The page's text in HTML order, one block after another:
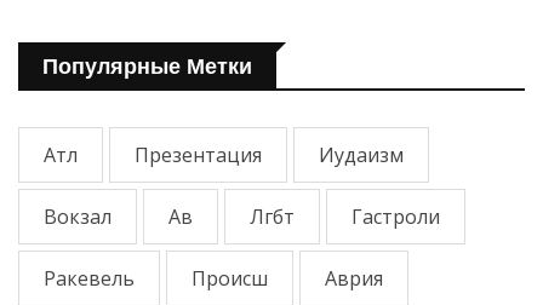
Популярные Метки
Атл Презентация Иудаизм
Вокзал Ав Лгбт Гастроли
Ракевель Происш Аврия